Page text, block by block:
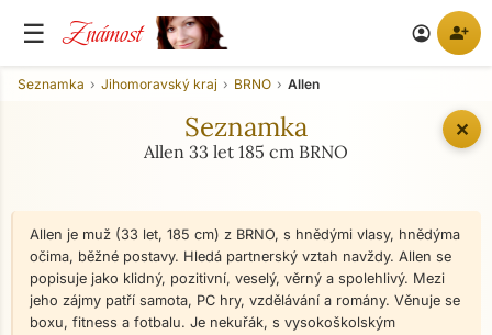
☰ Známost account_circle person_add
✕
Seznamka Jihomoravský kraj BRNO Allen
Seznamka
Allen 33 let 185 cm BRNO
Allen je muž (33 let, 185 cm) z BRNO, s hnědými vlasy, hnědýma
očima, běžné postavy. Hledá partnerský vztah navždy. Allen se
popisuje jako klidný, pozitivní, veselý, věrný a spolehlivý. Mezi
jeho zájmy patří samota, PC hry, vzdělávání a romány. Věnuje se
boxu, fitness a fotbalu. Je nekuřák, s vysokoškolským